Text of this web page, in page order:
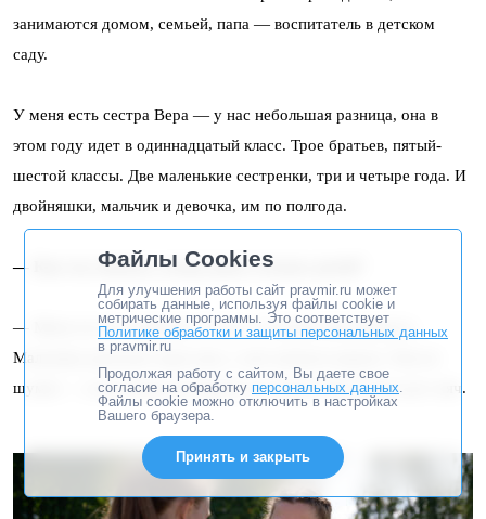
занимаются домом, семьей, папа — воспитатель в детском
саду.
У меня есть сестра Вера — у нас небольшая разница, она в
этом году идет в одиннадцатый класс. Трое братьев, пятый-
шестой классы. Две маленькие сестренки, три и четыре года. И
двойняшки, мальчик и девочка, им по полгода.
— Как ты училась, когда дома столько детей?
— Меня это не отвлекало. У нас с сестрой своя комната.
Мальчики довольно взрослые, у них комната рядом. Они не
шумят — если только не играют на гитаре или не бросают мяч.
Файлы Cookies
Для улучшения работы сайт pravmir.ru может
собирать данные, используя файлы cookie и
метрические программы. Это соответствует
Политике обработки и защиты персональных данных
в pravmir.ru
Продолжая работу с сайтом, Вы даете свое
согласие на обработку персональных данных.
Файлы cookie можно отключить в настройках
Вашего браузера.
Принять и закрыть